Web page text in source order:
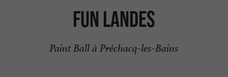
Fun Landes
Paint Ball à Préchacq-les-Bains